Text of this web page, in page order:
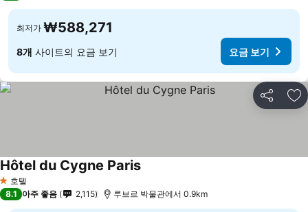
최저가 ₩588,271
8개 사이트의 요금 보기 요금 보기
공유 즐
1 성급
호텔
Hôtel du Cygne Paris
8.1 아주 좋음 2,115 루브르 박물관에서 0.9km